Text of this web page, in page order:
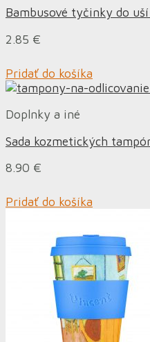
Bambusové tyčinky do
2.85 €
Pridať do košíka
Doplnky a iné
Sada kozmetických
8.90 €
Pridať do košíka